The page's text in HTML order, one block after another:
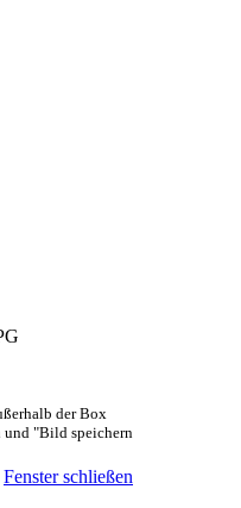
der Box
und "Bild speichern
Fenster schließen